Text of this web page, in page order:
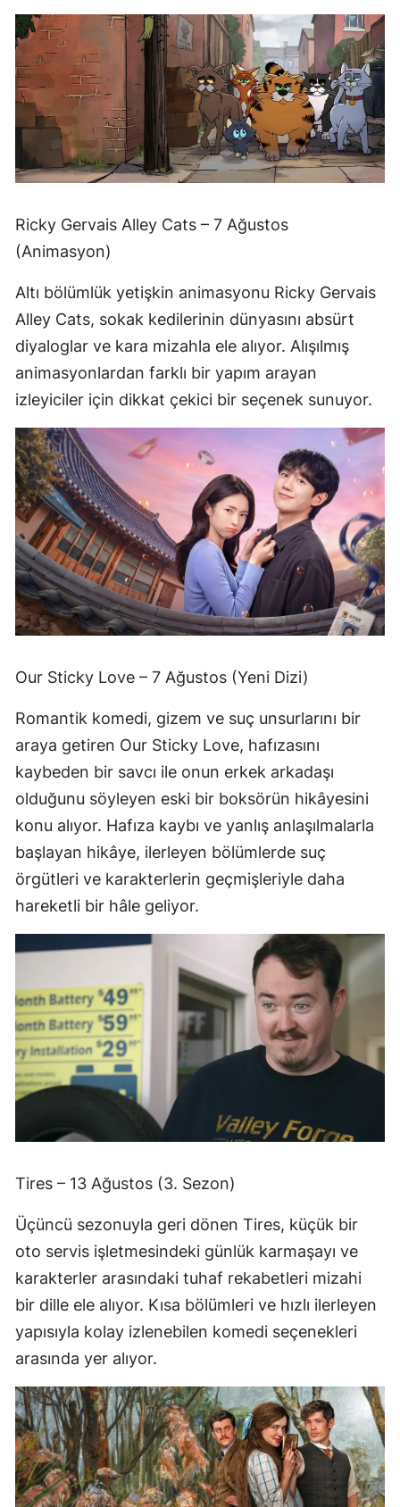
Ricky Gervais Alley Cats – 7 Ağustos
(Animasyon)
Altı bölümlük yetişkin animasyonu Ricky Gervais
Alley Cats, sokak kedilerinin dünyasını absürt
diyaloglar ve kara mizahla ele alıyor. Alışılmış
animasyonlardan farklı bir yapım arayan
izleyiciler için dikkat çekici bir seçenek sunuyor.
Our Sticky Love – 7 Ağustos (Yeni Dizi)
Romantik komedi, gizem ve suç unsurlarını bir
araya getiren Our Sticky Love, hafızasını
kaybeden bir savcı ile onun erkek arkadaşı
olduğunu söyleyen eski bir boksörün hikâyesini
konu alıyor. Hafıza kaybı ve yanlış anlaşılmalarla
başlayan hikâye, ilerleyen bölümlerde suç
örgütleri ve karakterlerin geçmişleriyle daha
hareketli bir hâle geliyor.
Tires – 13 Ağustos (3. Sezon)
Üçüncü sezonuyla geri dönen Tires, küçük bir
oto servis işletmesindeki günlük karmaşayı ve
karakterler arasındaki tuhaf rekabetleri mizahi
bir dille ele alıyor. Kısa bölümleri ve hızlı ilerleyen
yapısıyla kolay izlenebilen komedi seçenekleri
arasında yer alıyor.